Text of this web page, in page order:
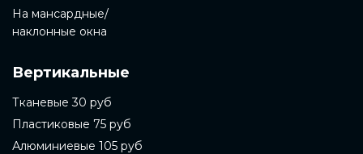
На мансардные/
наклонные окна
Вертикальные
Тканевые 30 руб
Пластиковые 75 руб
Алюминиевые 105 руб